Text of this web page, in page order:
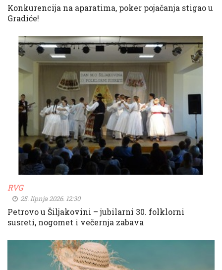
Konkurencija na aparatima, poker pojačanja stigao u
Gradiće!
RVG
25. lipnja 2026. 12:30
Petrovo u Šiljakovini – jubilarni 30. folklorni
susreti, nogomet i večernja zabava